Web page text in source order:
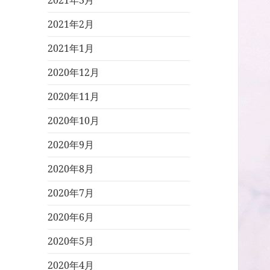
2021年2月
2021年1月
2020年12月
2020年11月
2020年10月
2020年9月
2020年8月
2020年7月
2020年6月
2020年5月
2020年4月